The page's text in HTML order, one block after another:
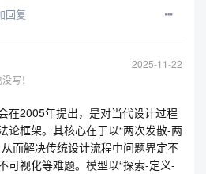
回复
2025-11-22
写！
在2005年提出，是对当代设计过程
论框架。其核心在于以“两次发散-两
而解决传统设计流程中问题界定不
可视化等难题。模型以“探索-定义-